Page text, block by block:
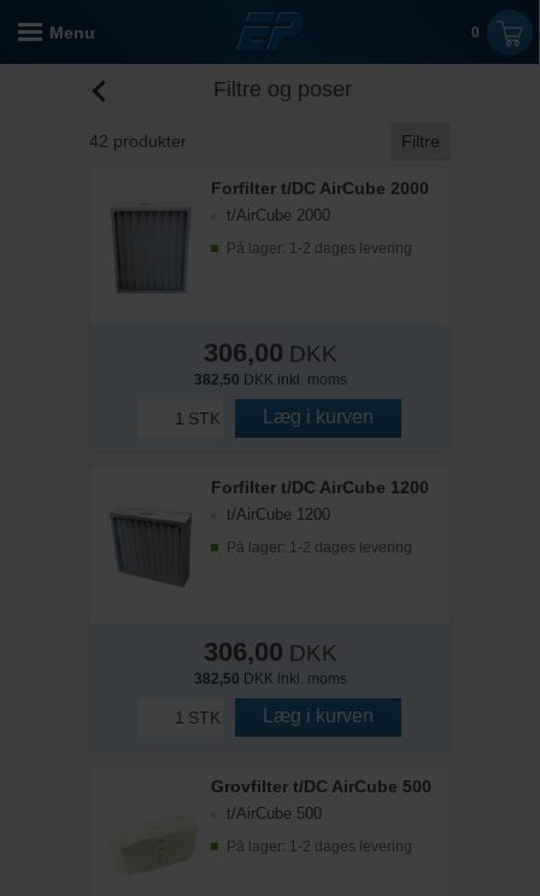
Menu 0
Filtre og poser
42 produkter Filtre
Forfilter t/DC AirCube 2000
t/AirCube 2000
På lager: 1-2 dages levering
306,00 DKK
382,50 DKK inkl. moms
STK Læg i kurven
Forfilter t/DC AirCube 1200
t/AirCube 1200
På lager: 1-2 dages levering
306,00 DKK
382,50 DKK inkl. moms
STK Læg i kurven
Grovfilter t/DC AirCube 500
t/AirCube 500
På lager: 1-2 dages levering